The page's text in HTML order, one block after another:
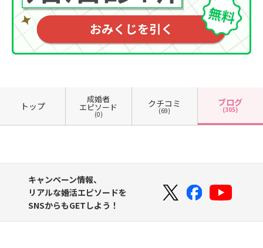
トップ
成婚者
エピソード
(0)
クチコミ
(69)
ブログ
(305)
キャンペーン情報、
リアルな婚活エピソードを
SNSからもGETしよう！